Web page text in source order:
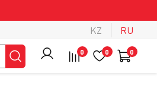
KZ RU
0 0 0